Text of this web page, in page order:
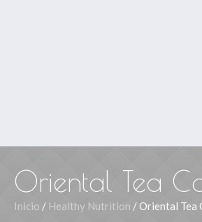
Oriental Tea
Inicio / Healthy Nutrition / Oriental Tea